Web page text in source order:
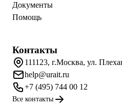
Документы
Помощь
Контакты
111123, г.Москва, ул.
help@urait.ru
+7 (495) 744 00 12
Все контакты